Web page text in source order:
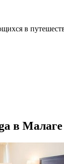
в
в Малаге